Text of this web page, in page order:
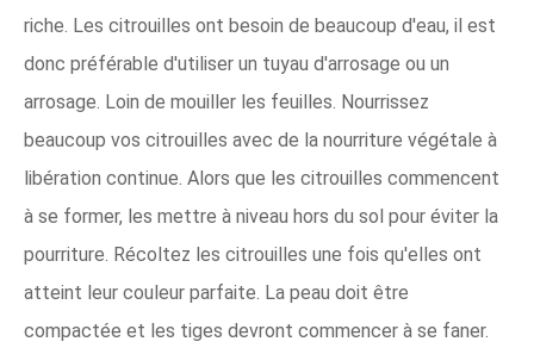
riche. Les citrouilles ont besoin de beaucoup d'eau, il est
donc préférable d'utiliser un tuyau d'arrosage ou un
arrosage. Loin de mouiller les feuilles. Nourrissez
beaucoup vos citrouilles avec de la nourriture végétale à
libération continue. Alors que les citrouilles commencent
à se former, les mettre à niveau hors du sol pour éviter la
pourriture. Récoltez les citrouilles une fois qu'elles ont
atteint leur couleur parfaite. La peau doit être
compactée et les tiges devront commencer à se faner.